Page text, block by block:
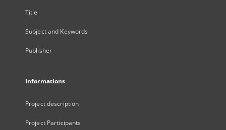
Title
Subject and Keywords
Publisher
Informations
Project description
Project Participants